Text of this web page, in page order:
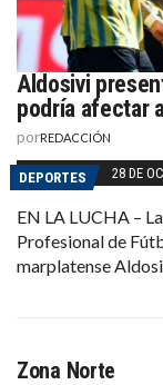
Aldosivi
podría afectar
porREDACCIÓN
DEPORTES 28 DE
EN LA LUCHA –
Profesional de
marplatense
Zona Norte